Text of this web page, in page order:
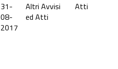
31-
08-
2017
Altri Avvisi
ed Atti
Atti